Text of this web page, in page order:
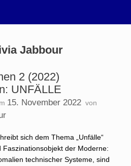
Jabbour
2 (2022)
UNFÄLLE
15. November 2022 von
sich dem Thema „Unfälle“
Faszinationsobjekt der Moderne:
technischer Systeme, sind